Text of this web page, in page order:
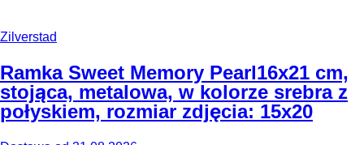
Zilverstad
Ramka Sweet Memory Pearl16x21 cm,
stojąca, metalowa, w kolorze srebra z
połyskiem, rozmiar zdjęcia: 15x20